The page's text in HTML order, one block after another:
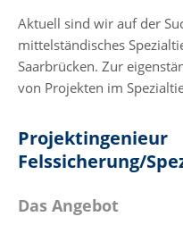
Aktuell sind wir auf der
mittelständisches
Saarbrücken. Zur
von Projekten im
Projektingenieur
Felssicherung/
Das Angebot